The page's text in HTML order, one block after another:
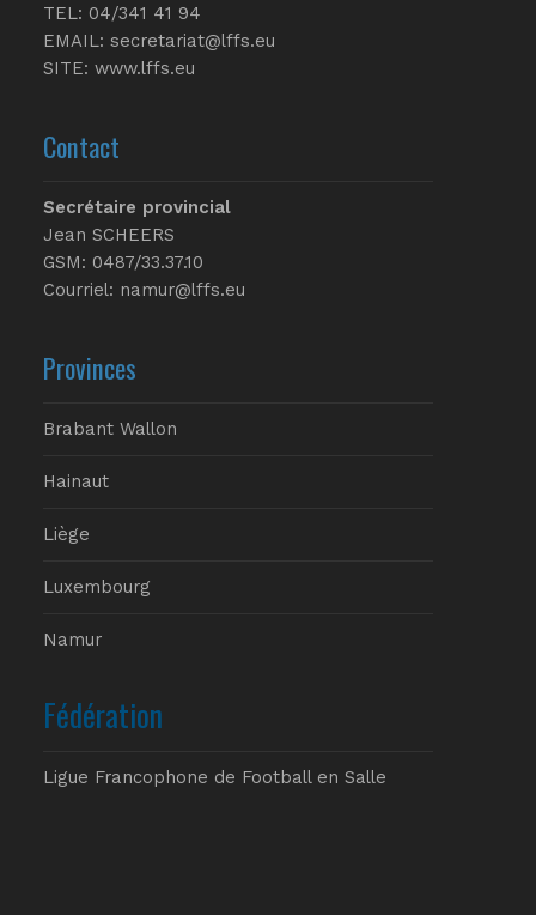
TEL: 04/341 41 94
EMAIL: secretariat@lffs.eu
SITE: www.lffs.eu
Contact
Secrétaire provincial
Jean SCHEERS
GSM: 0487/33.37.10
Courriel: namur@lffs.eu
Provinces
Brabant Wallon
Hainaut
Liège
Luxembourg
Namur
Fédération
Ligue Francophone de Football en Salle